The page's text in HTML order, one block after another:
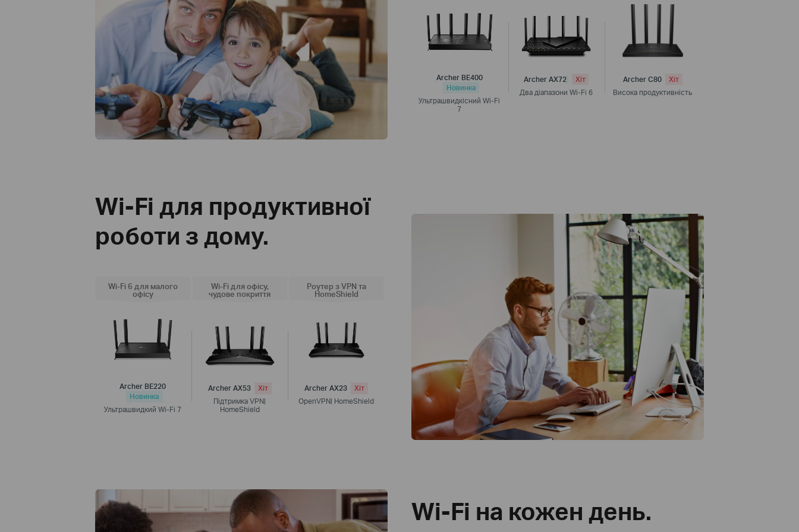
Два діапазони
Beamforming
Archer BE400
Новинка
Ультрашвидкісний Wi-Fi
7
Archer AX72
Хіт
Два діапазони Wi-Fi 6
Archer C80
Хіт
Висока продуктивність
Wi-Fi для продуктивної
роботи з дому.
Wi-Fi 6 для малого
офісу
Archer BE220
Новинка
Ультрашвидкий Wi-Fi 7
Wi-Fi для офісу,
чудове покриття
Archer AX53
Хіт
Підтримка VPN|
HomeShield
Роутер з VPN та
HomeShield
Archer AX23
Хіт
OpenVPN| HomeShield
Антивірусний захист
Гостьова мережа
VPN
Порт USB
Wi-Fi на кожен день.